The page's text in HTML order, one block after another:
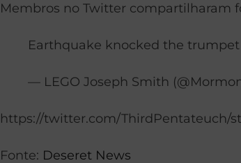
Membros no Twitter compartilharam
Earthquake knocked the
— LEGO Joseph Smith
https://twitter.com/ThirdPentateuch/
Fonte: Deseret News